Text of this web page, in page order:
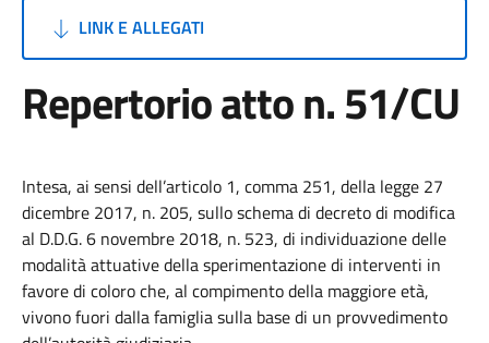
LINK E ALLEGATI
Repertorio atto n. 51/CU
Intesa, ai sensi dell’articolo 1, comma 251, della legge 27
dicembre 2017, n. 205, sullo schema di decreto di modifica
al D.D.G. 6 novembre 2018, n. 523, di individuazione delle
modalità attuative della sperimentazione di interventi in
favore di coloro che, al compimento della maggiore età,
vivono fuori dalla famiglia sulla base di un provvedimento